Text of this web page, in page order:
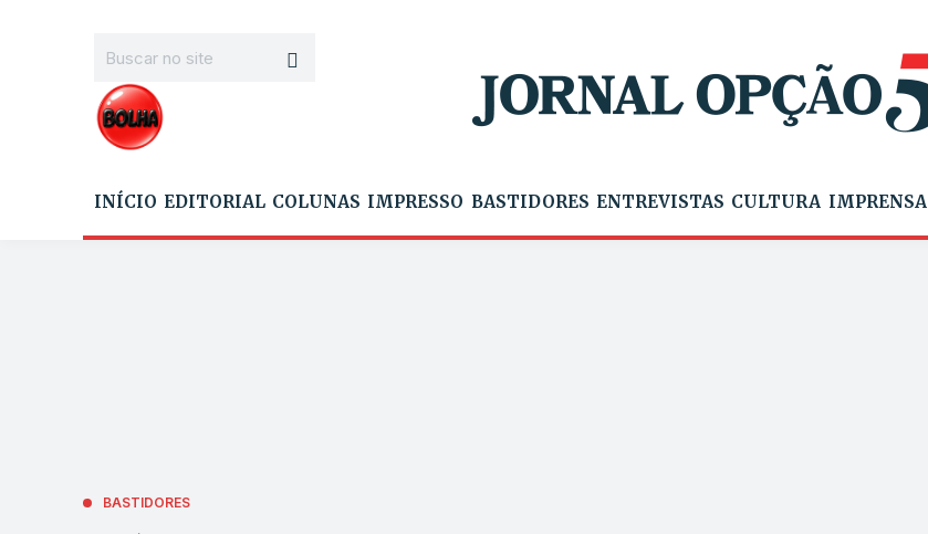
INÍCIO EDITORIAL COLUNAS IMPRESSO BASTIDORES ENTREVISTAS CULTURA IMPRENSA
BASTIDORES